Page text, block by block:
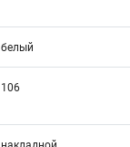
белый
106